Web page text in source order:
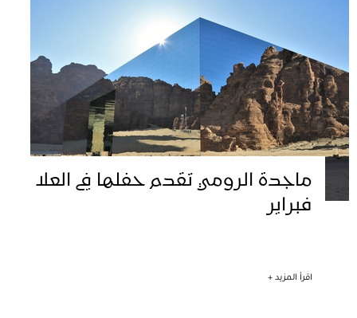
ماجدة الرومي تقدم حفلها في العلا
فبراير
اقرأ المزيد +